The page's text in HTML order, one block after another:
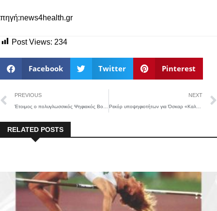
πηγή:news4health.gr
Post Views: 234
Facebook Twitter Pinterest
PREVIOUS NEXT
Ρεκόρ υποψηφιοτήτων για Όσκαρ «Καλύτερης Ταινίας» κατέγραψαν γυναίκες δημιουργοί
RELATED POSTS